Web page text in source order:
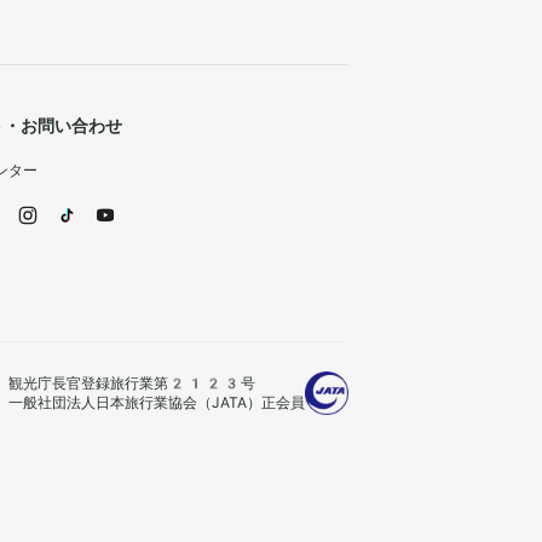
お問い合わせ
ター
観光庁長官登録旅行業第2123号
一般社団法人日本旅行業協会（JATA）正会員